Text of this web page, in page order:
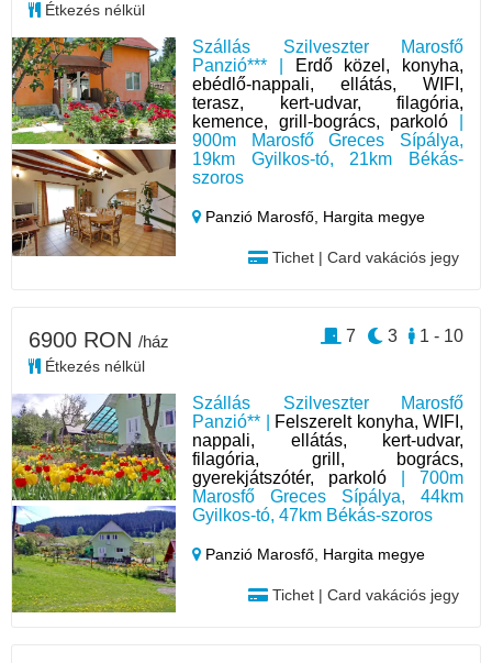
Szállás Szilveszter Marosfő
Panzió*** |
Erdő közel, konyha,
ebédlő-nappali, ellátás, WIFI,
terasz, kert-udvar, filagória,
kemence, grill-bogrács, parkoló
900m Marosfő Greces Sípálya,
19km Gyilkos-tó, 21km Békás-
szoros
Panzió Marosfő, Hargita megye
Tichet | Card vakációs jegy
Étkezés nélkül
Szállás Szilveszter Marosfő
Panzió** |
Felszerelt konyha, WIFI,
nappali, ellátás, kert-udvar,
filagória, grill, bogrács,
gyerekjátszótér, parkoló | 700m
Marosfő Greces Sípálya, 44km
Gyilkos-tó, 47km Békás-szoros
Panzió Marosfő, Hargita megye
Tichet | Card vakációs jegy
6900 RON /ház
Étkezés nélkül
1 - 10
3
7